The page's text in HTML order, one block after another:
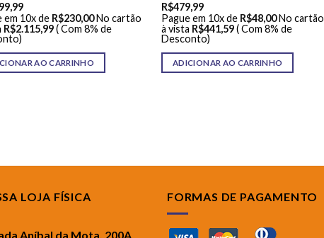
em 10x de R$230,00No cartão
R$2.115,99( Com 8% de
AO CARRINHO
R$479,99
Pague em 10x de R$48,00No cartão
à vista R$441,59( Com 8% de
Desconto)
ADICIONAR AO CARRINHO
LOJA FÍSICA
Aníbal da Mota, 200A
FORMAS DE PAGAMENTO